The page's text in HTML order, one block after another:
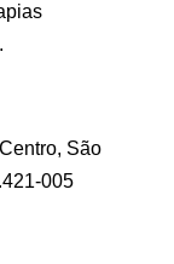
São
005